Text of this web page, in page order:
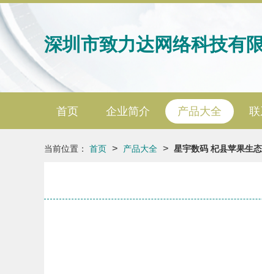
深圳市致力达网络科技有
首页 企业简介 产品大全 联
当前位置： 首页 > 产品大全 > 星宇数码 杞县苹果生